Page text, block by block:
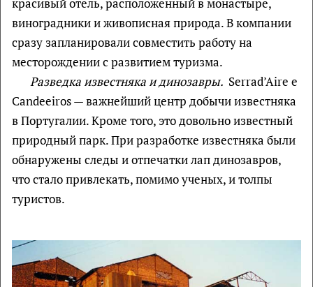
виноградники и живописная природа. В компании
сразу запланировали совместить работу на
месторождении с развитием туризма.
Разведка известняка и динозавры. Serrad’Aire e
Candeeiros — важнейший центр добычи известняка
в Португалии. Кроме того, это довольно известный
природный парк. При разработке известняка были
обнаружены следы и отпечатки лап динозавров,
что стало привлекать, помимо ученых, и толпы
туристов.